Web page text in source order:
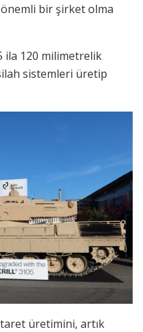
önemli bir şirket olma
ila 120 milimetrelik
sistemleri üretip
üretimini, artık